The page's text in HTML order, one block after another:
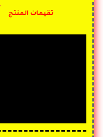
تقيمات المنتج